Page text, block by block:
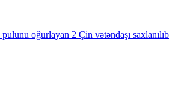
oğurlayan 2 Çin vətəndaşı saxlanılıb